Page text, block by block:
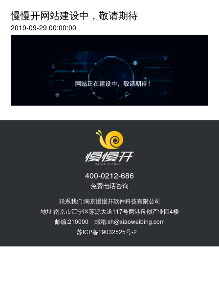
慢慢开网站建设中，敬请期待
2019-09-29 00:00:00
400-0212-686
免费电话咨询
联系我们:南京慢慢开软件科技有限公司
地址:南京市江宁区苏源大道117号两港科创产业园4楼
邮编:210000 邮箱:xh@xiaoweibing.com
苏ICP备19032525号-2